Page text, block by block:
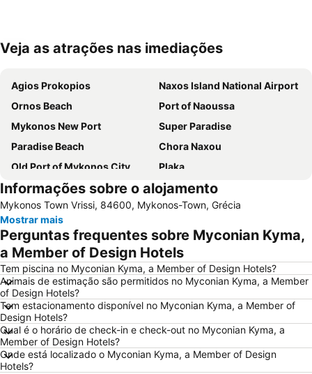
Ampliar mapa
Veja as atrações nas imediações
Agios Prokopios
Naxos Island National Airport
Ornos Beach
Port of Naoussa
Mykonos New Port
Super Paradise
Paradise Beach
Chora Naxou
Old Port of Mykonos City
Plaka
Glyfada
Kalo Livadi
Mykonos Island National Airport
Psarou Beach
Paranga Beach
Syros Port
Punda Beach Club
Traditional Settlement of Mykonos
Elia
Agia Thalassa
Chryssi Akti
Mylos
Marco Polo
1. Antanaklasis Music Festival Mykonos
Agrari
Chalandriani
Panagia Filotitisa
Kastraki
Informações sobre o alojamento
Mykonos Town Vrissi, 84600, Mykonos-Town, Grécia
Mostrar mais
Perguntas frequentes sobre Myconian Kyma,
a Member of Design Hotels
Tem piscina no Myconian Kyma, a Member of Design Hotels?
Animais de estimação são permitidos no Myconian Kyma, a Member
of Design Hotels?
Tem estacionamento disponível no Myconian Kyma, a Member of
Design Hotels?
Qual é o horário de check-in e check-out no Myconian Kyma, a
Member of Design Hotels?
Onde está localizado o Myconian Kyma, a Member of Design
Hotels?